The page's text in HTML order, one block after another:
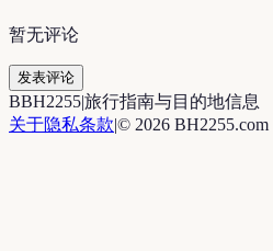
暂无评论
发表评论
BBH2255|旅行指南与目的地信息
关于隐私条款|© 2026 BH2255.com